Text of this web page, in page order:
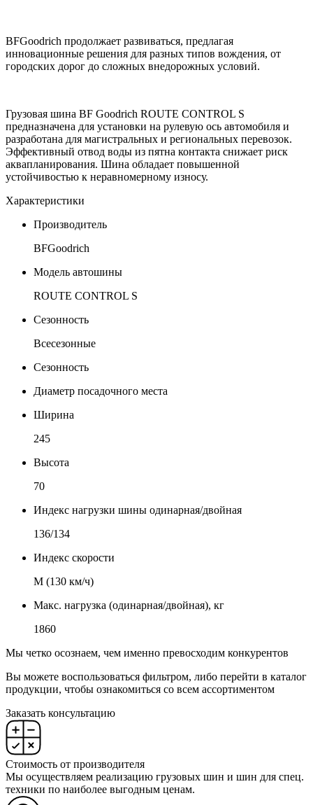
BFGoodrich продолжает развиваться, предлагая
инновационные решения для разных типов вождения, от
городских дорог до сложных внедорожных условий.
Грузовая шина BF Goodrich ROUTE CONTROL S
предназначена для установки на рулевую ось автомобиля и
разработана для магистральных и региональных перевозок.
Эффективный отвод воды из пятна контакта снижает риск
аквапланирования. Шина обладает повышенной
устойчивостью к неравномерному износу.
Характеристики
Производитель
BFGoodrich
Модель автошины
ROUTE CONTROL S
Сезонность
Всесезонные
Сезонность
Диаметр посадочного места
Ширина
245
Высота
70
Индекс нагрузки шины одинарная/двойная
136/134
Индекс скорости
М (130 км/ч)
Макс. нагрузка (одинарная/двойная), кг
1860
Мы четко осознаем, чем именно превосходим конкурентов
Вы можете воспользоваться фильтром, либо перейти в каталог
продукции, чтобы ознакомиться со всем ассортиментом
Заказать консультацию
Стоимость от производителя
Мы осуществляем реализацию грузовых шин и шин для спец.
техники по наиболее выгодным ценам.